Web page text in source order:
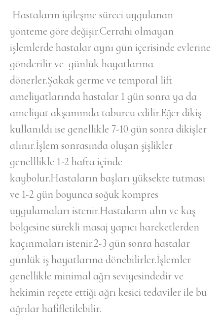
Hastaların iyileşme süreci uygulanan
yönteme göre değişir.Cerrahi olmayan
işlemlerde hastalar aynı gün içerisinde evlerine
gönderilir ve günlük hayatlarına
dönerler.Şakak germe ve temporal lift
ameliyatlarında hastalar 1 gün sonra ya da
ameliyat akşamında taburcu edilir.Eğer dikiş
kullanıldı ise genellikle 7-10 gün sonra dikişler
alınır.İşlem sonrasında oluşan şişlikler
genelllikle 1-2 hafta içinde
kaybolur.Hastaların başları yüksekte tutması
ve 1-2 gün boyunca soğuk kompres
uygulamaları istenir.Hastaların alın ve kaş
bölgesine sürekli masaj yapıcı hareketlerden
kaçınmaları istenir.2-3 gün sonra hastalar
günlük iş hayatlarına dönebilirler.İşlemler
genellikle minimal ağrı seviyesindedir ve
hekimin reçete ettiği ağrı kesici tedaviler ile bu
ağrılar hafifletilebilir.